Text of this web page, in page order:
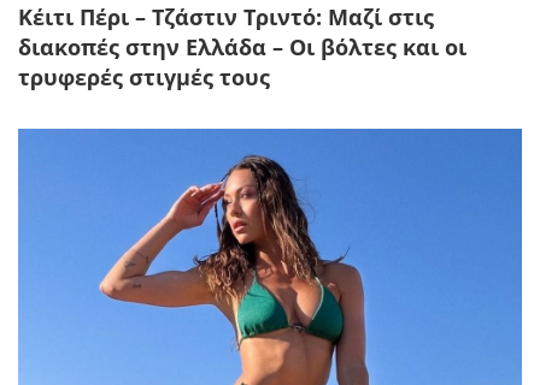
Κέιτι Πέρι – Τζάστιν Τριντό: Μαζί στις
διακοπές στην Ελλάδα – Οι βόλτες και οι
τρυφερές στιγμές τους